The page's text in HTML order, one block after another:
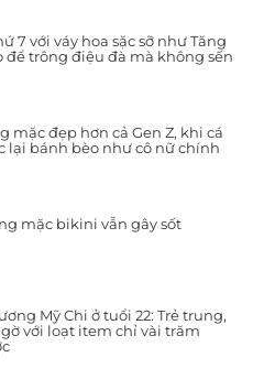
7 với váy hoa sặc sỡ như Tăng
để trông điệu đà mà không sến
mặc đẹp hơn cả Gen Z, khi cá
lại bánh bèo như cô nữ chính
mặc bikini vẫn gây sốt
Mỹ Chi ở tuổi 22: Trẻ trung,
với loạt item chỉ vài trăm